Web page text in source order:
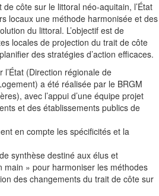
côte sur le littoral néo-aquitain, l’État
locaux une méthode harmonisée et des
du littoral. L’objectif est de
locales de projection du trait de côte
des stratégies d’action efficaces.
(Direction régionale de
a été réalisée par le BRGM
avec l’appui d’une équipe projet
et des établissements publics de
en compte les spécificités et la
synthèse destiné aux élus et
» pour harmoniser les méthodes
des changements du trait de côte sur